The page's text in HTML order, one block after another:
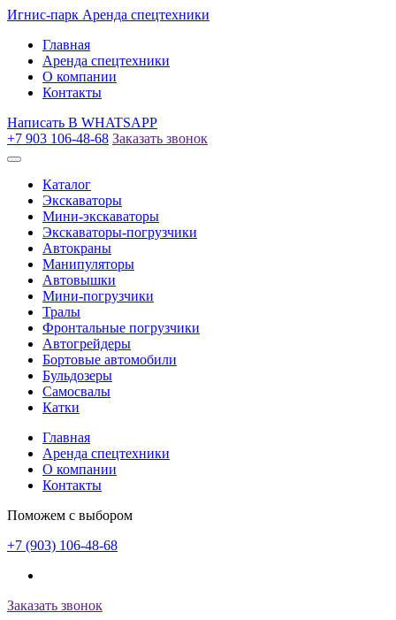
Игнис-парк Аренда спецтехники
Главная
Аренда спецтехники
О компании
Контакты
Написать В WHATSAPP
+7 903 106-48-68 Заказать звонок
Каталог
Экскаваторы
Мини-экскаваторы
Экскаваторы-погрузчики
Автокраны
Манипуляторы
Автовышки
Мини-погрузчики
Тралы
Фронтальные погрузчики
Автогрейдеры
Бортовые автомобили
Бульдозеры
Самосвалы
Катки
Главная
Аренда спецтехники
О компании
Контакты
Поможем с выбором
+7 (903) 106-48-68
Заказать звонок